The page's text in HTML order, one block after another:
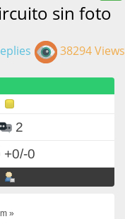
sin foto
38294 Views
2
+0/-0
»